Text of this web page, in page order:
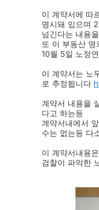
이 계약서에 따
명시돼 있으며
넘긴다는 내용
또 이 부동산
10월 5일 노정
이 계약서는 노
로 추정됩니다
계약서 내용을
다고 하는등
계약서내에서
수는 없는등 다
이 계약서내용
검찰이 파악한